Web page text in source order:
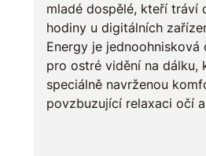
mladé dospělé, kteří tráví
hodiny u digitálních
Energy je jednoohnisková
pro ostré vidění na dálku,
speciálně navrženou
povzbuzující relaxaci očí